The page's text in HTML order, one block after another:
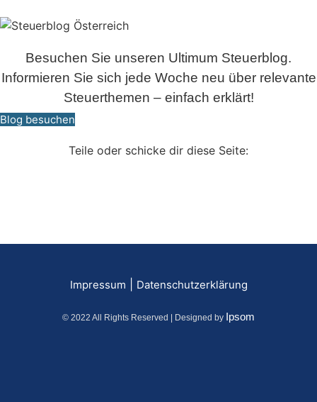
Besuchen Sie unseren Ultimum Steuerblog.
Informieren Sie sich jede Woche neu über relevante
Steuerthemen – einfach erklärt!
Blog besuchen
Teile oder schicke dir diese Seite:
Impressum Datenschutzerklärung
© 2022 All Rights Reserved | Designed by Ipsom